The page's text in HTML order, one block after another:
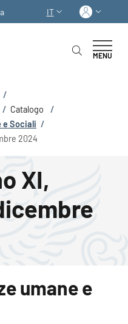
SELETTORE LINGUA:
IT
MENU
/
/ Catalogo
/
e Sociali /
2024
XI,
umane e